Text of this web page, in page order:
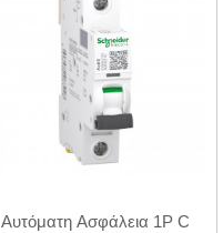
Αυτόματη Ασφάλεια 1P C